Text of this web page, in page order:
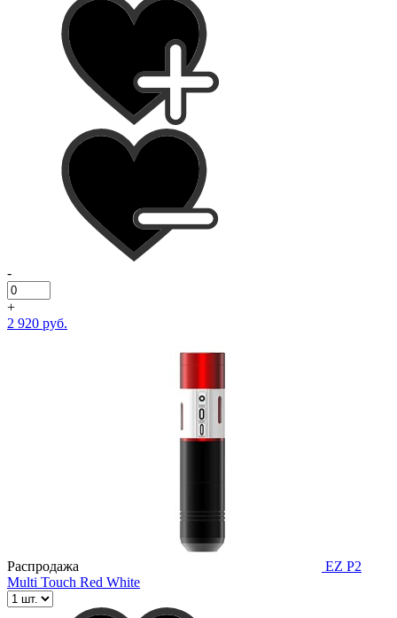
-
+
2 920 руб.
Распродажа
EZ P2
Multi Touch Red White